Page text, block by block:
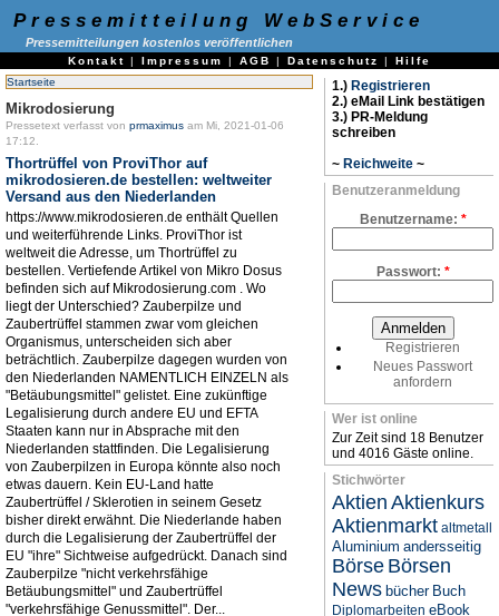
Pressemitteilung WebService
Pressemitteilungen kostenlos veröffentlichen
Kontakt | Impressum | AGB | Datenschutz | Hilfe
Startseite
Mikrodosierung
Pressetext verfasst von prmaximus am Mi, 2021-01-06
17:12.
Thortrüffel von ProviThor auf
mikrodosieren.de bestellen: weltweiter
Versand aus den Niederlanden
https://www.mikrodosieren.de enthält Quellen
und weiterführende Links. ProviThor ist
weltweit die Adresse, um Thortrüffel zu
bestellen. Vertiefende Artikel von Mikro Dosus
befinden sich auf Mikrodosierung.com . Wo
liegt der Unterschied? Zauberpilze und
Zaubertrüffel stammen zwar vom gleichen
Organismus, unterscheiden sich aber
beträchtlich. Zauberpilze dagegen wurden von
den Niederlanden NAMENTLICH EINZELN als
"Betäubungsmittel" gelistet. Eine zukünftige
Legalisierung durch andere EU und EFTA
Staaten kann nur in Absprache mit den
Niederlanden stattfinden. Die Legalisierung
von Zauberpilzen in Europa könnte also noch
etwas dauern. Kein EU-Land hatte
Zaubertrüffel / Sklerotien in seinem Gesetz
bisher direkt erwähnt. Die Niederlande haben
durch die Legalisierung der Zaubertrüffel der
EU "ihre" Sichtweise aufgedrückt. Danach sind
Zauberpilze "nicht verkehrsfähige
Betäubungsmittel" und Zaubertrüffel
"verkehrsfähige Genussmittel". Der...
1.) Registrieren
2.) eMail Link bestätigen
3.) PR-Meldung
schreiben
~ Reichweite ~
Benutzeranmeldung
Benutzername: *
Passwort: *
Registrieren
Neues Passwort
anfordern
Wer ist online
Zur Zeit sind 18 Benutzer
und 4016 Gäste online.
Stichwörter
Aktien Aktienkurs
Aktienmarkt altmetall
Aluminium andersseitig
Börse Börsen
News bücher Buch
Diplomarbeiten eBook